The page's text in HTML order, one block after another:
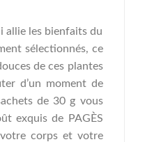
allie les bienfaits du
sélectionnés, ce
de ces plantes
d’un moment de
de 30 g vous
exquis de PAGÈS
corps et votre